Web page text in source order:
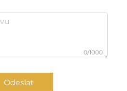
0/1000
Odeslat